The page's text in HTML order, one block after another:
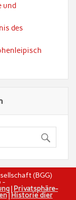
und
des
(BGG)
-
| Privatsphäre-
|Historie dier